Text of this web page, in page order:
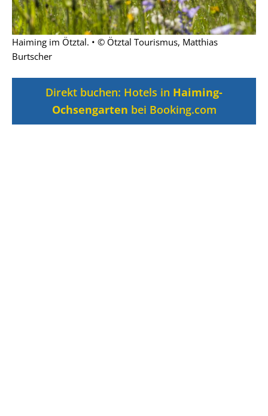
Haiming im Ötztal. • © Ötztal Tourismus, Matthias
Burtscher
Direkt buchen: Hotels in Haiming-
Ochsengarten bei Booking.com